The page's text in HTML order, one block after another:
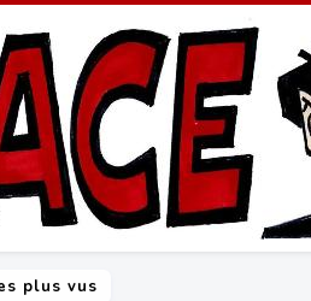
plus vus